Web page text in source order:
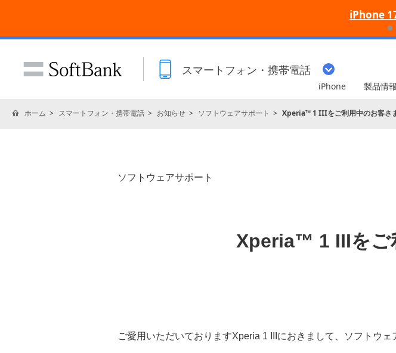
iPhone
スマートフォン・携帯電話
iPhone 製品情報
ホーム スマートフォン・携帯電話 お知らせ ソフトウェアサポート Xperia™ 1 IIIをご利用中のお客さ
ソフトウェアサポート
Xperia™ 1 IIIをご
ご愛用いただいておりますXperia 1 IIIにおきまして、ソフトウェ